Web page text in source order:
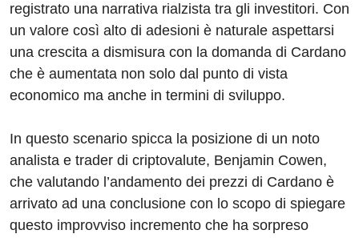
registrato una narrativa rialzista tra gli investitori. Con
un valore così alto di adesioni è naturale aspettarsi
una crescita a dismisura con la domanda di Cardano
che è aumentata non solo dal punto di vista
economico ma anche in termini di sviluppo.
In questo scenario spicca la posizione di un noto
analista e trader di criptovalute, Benjamin Cowen,
che valutando l’andamento dei prezzi di Cardano è
arrivato ad una conclusione con lo scopo di spiegare
questo improvviso incremento che ha sorpreso